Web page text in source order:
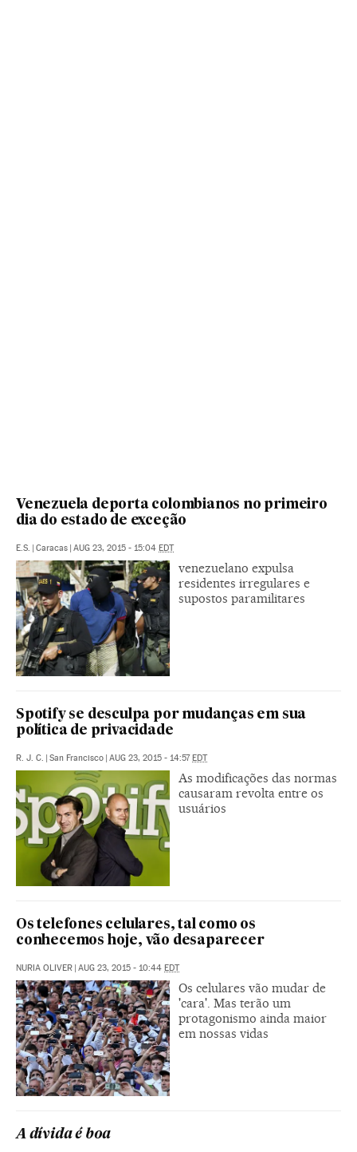
Venezuela deporta colombianos no primeiro
dia do estado de exceção
E.S. | Caracas | AUG 23, 2015 - 15:04 EDT
venezuelano expulsa
residentes irregulares e
supostos paramilitares
Spotify se desculpa por mudanças em sua
política de privacidade
R. J. C. | San Francisco | AUG 23, 2015 - 14:57EDT
As modificações das normas
causaram revolta entre os
usuários
Os telefones celulares, tal como os
conhecemos hoje, vão desaparecer
NURIA OLIVER | AUG 23, 2015 - 10:44 EDT
Os celulares vão mudar de
'cara'. Mas terão um
protagonismo ainda maior
em nossas vidas
A dívida é boa